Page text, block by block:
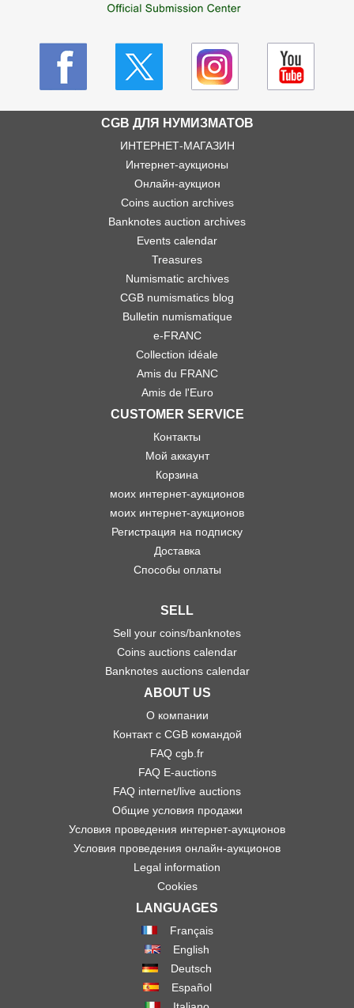
CGB ДЛЯ НУМИЗМАТОВ
ИНТЕРНЕТ-МАГАЗИН
Интернет-аукционы
Онлайн-аукцион
Coins auction archives
Banknotes auction archives
Events calendar
Treasures
Numismatic archives
CGB numismatics blog
Bulletin numismatique
e-FRANC
Collection idéale
Amis du FRANC
Amis de l'Euro
CUSTOMER SERVICE
Контакты
Мой аккаунт
Корзина
моих интернет-аукционов
моих интернет-аукционов
Регистрация на подписку
Доставка
Способы оплаты
SELL
Sell your coins/banknotes
Coins auctions calendar
Banknotes auctions calendar
ABOUT US
О компании
Контакт с CGB командой
FAQ cgb.fr
FAQ E-auctions
FAQ internet/live auctions
Общие условия продажи
Условия проведения интернет-аукционов
Условия проведения онлайн-аукционов
Legal information
Cookies
LANGUAGES
Français
English
Deutsch
Español